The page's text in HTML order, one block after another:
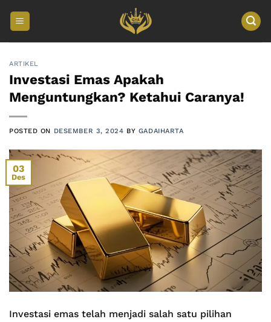
ARTIKEL
Investasi Emas Apakah
Menguntungkan? Ketahui Caranya!
POSTED ON DESEMBER 3, 2024 BY GADAIHARTA
03
Des
Investasi emas telah menjadi salah satu pilihan